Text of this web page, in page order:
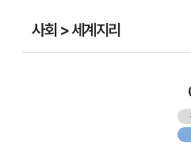
사회 > 세계지리